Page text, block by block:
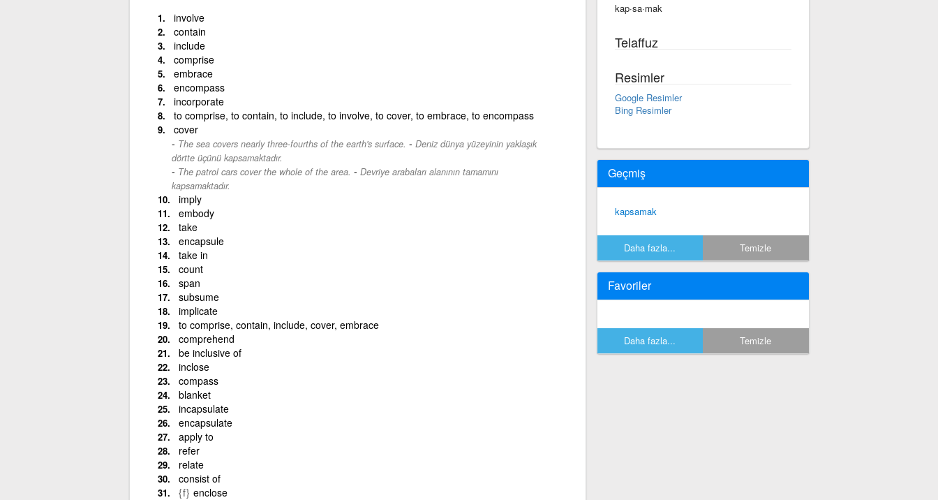
involve
contain
include
comprise
embrace
encompass
incorporate
to comprise, to contain, to include, to involve, to cover, to embrace, to encompass
cover
The sea covers nearly three-fourths of the earth's surface. - Deniz dünya yüzeyinin yaklaşık
dörtte üçünü kapsamaktadır.
The patrol cars cover the whole of the area. - Devriye arabaları alanının tamamını
kapsamaktadır.
imply
embody
take
encapsule
take in
count
span
subsume
implicate
to comprise, contain, include, cover, embrace
comprehend
be inclusive of
inclose
compass
blanket
incapsulate
encapsulate
apply to
refer
relate
consist of
{f} enclose
kap·sa·mak
Telaffuz
Resimler
Google Resimler
Bing Resimler
Geçmiş
kapsamak
Daha fazla... Temizle
Favoriler
Daha fazla... Temizle